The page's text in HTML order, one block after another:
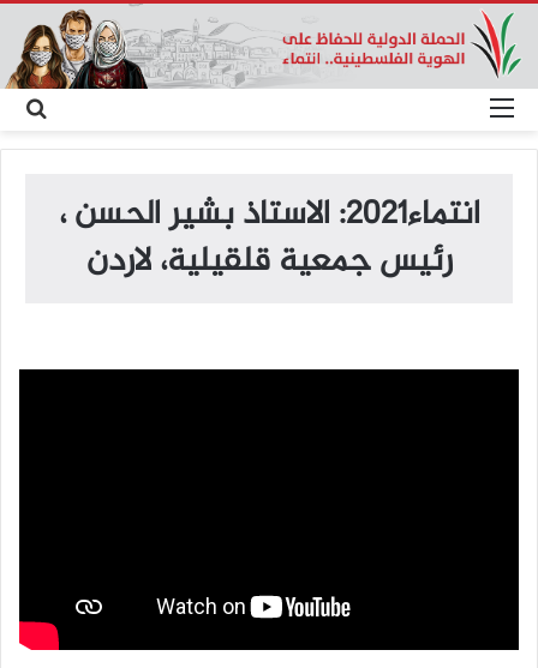
عن
انتماء2021: الاستاذ بشير الحسن ،
رئيس جمعية قلقيلية، لاردن